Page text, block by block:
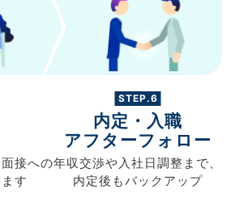
面接への
す
STEP.6
内定・入職
アフターフォロー
年収交渉や入社日調整まで、
内定後もバックアップ